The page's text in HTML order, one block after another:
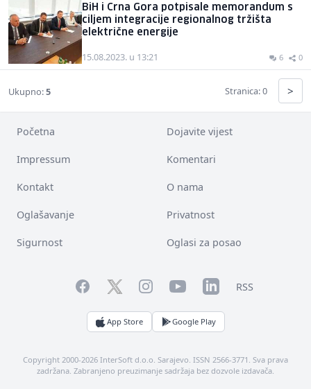
BiH i Crna Gora potpisale memorandum s
ciljem integracije regionalnog tržišta
električne energije
15.08.2023. u 13:21 6 0
Ukupno:5 Stranica: 0 >
Početna Dojavite vijest
Impressum Komentari
Kontakt O nama
Oglašavanje Privatnost
Sigurnost Oglasi za posao
FacebookTwitterInstagramYouTubeLinkedInRSS
App Store Google Play
Copyright 2000-2026 InterSoft d.o.o. Sarajevo. ISSN 2566-3771. Sva prava
zadržana. Zabranjeno preuzimanje sadržaja bez dozvole izdavača.